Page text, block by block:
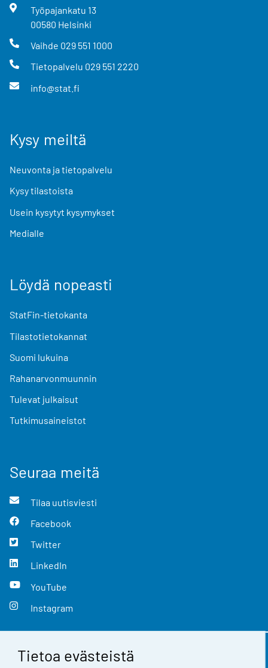
Tietoa evästeistä
Työpajankatu 13
00580 Helsinki
Vaihde 029 551 1000
Tietopalvelu 029 551 2220
info@stat.fi
Kysy meiltä
Neuvonta ja tietopalvelu
Kysy tilastoista
Usein kysytyt kysymykset
Medialle
Löydä nopeasti
StatFin-tietokanta
Tilastotietokannat
Suomi lukuina
Rahanarvonmuunnin
Tulevat julkaisut
Tutkimusaineistot
Seuraa meitä
Tilaa uutisviesti
Facebook
Twitter
LinkedIn
YouTube
Instagram
Yhteystiedot